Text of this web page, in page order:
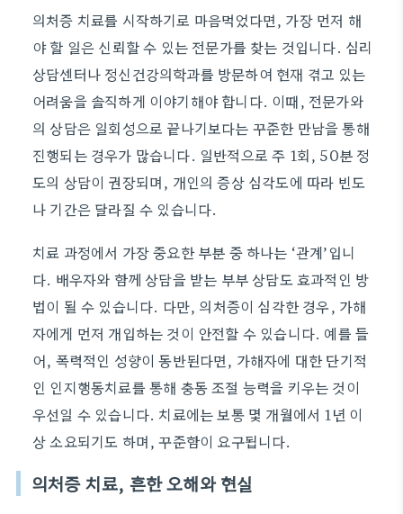
의처증 치료를 시작하기로 마음먹었다면, 가장 먼저 해
야 할 일은 신뢰할 수 있는 전문가를 찾는 것입니다. 심리
상담센터나 정신건강의학과를 방문하여 현재 겪고 있는
어려움을 솔직하게 이야기해야 합니다. 이때, 전문가와
의 상담은 일회성으로 끝나기보다는 꾸준한 만남을 통해
진행되는 경우가 많습니다. 일반적으로 주 1회, 50분 정
도의 상담이 권장되며, 개인의 증상 심각도에 따라 빈도
나 기간은 달라질 수 있습니다.
치료 과정에서 가장 중요한 부분 중 하나는 ‘관계’입니
다. 배우자와 함께 상담을 받는 부부 상담도 효과적인 방
법이 될 수 있습니다. 다만, 의처증이 심각한 경우, 가해
자에게 먼저 개입하는 것이 안전할 수 있습니다. 예를 들
어, 폭력적인 성향이 동반된다면, 가해자에 대한 단기적
인 인지행동치료를 통해 충동 조절 능력을 키우는 것이
우선일 수 있습니다. 치료에는 보통 몇 개월에서 1년 이
상 소요되기도 하며, 꾸준함이 요구됩니다.
의처증 치료, 흔한 오해와 현실